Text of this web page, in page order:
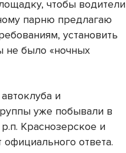
чтобы водители
парню предлагаю
установить
не было «ночных
и
уже побывали в
Краснозерское и
ответа.